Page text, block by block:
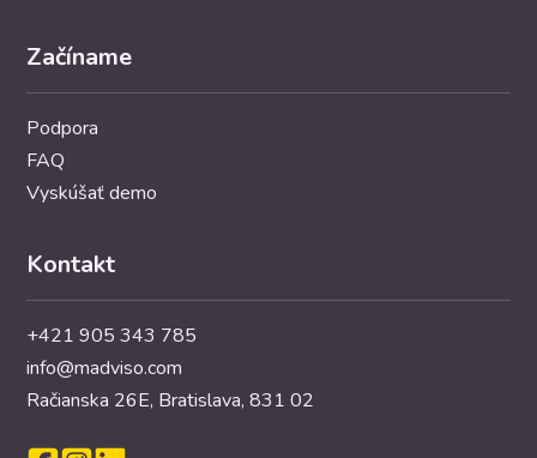
Začíname
Podpora
FAQ
Vyskúšať demo
Kontakt
+421 905 343 785
info@madviso.com
Račianska 26E, Bratislava, 831 02